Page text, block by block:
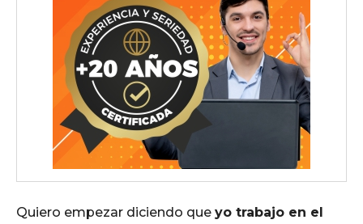
Quiero empezar diciendo que yo trabajo en el